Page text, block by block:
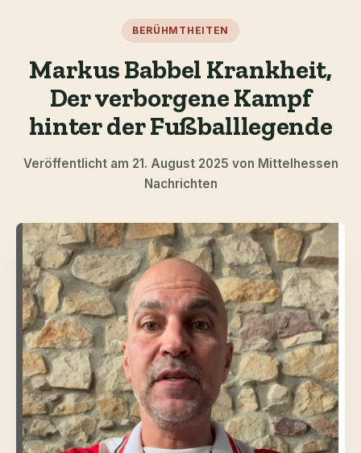
BERÜHMTHEITEN
Markus Babbel Krankheit,
Der verborgene Kampf
hinter der Fußballlegende
Veröffentlicht am 21. August 2025 von Mittelhessen
Nachrichten